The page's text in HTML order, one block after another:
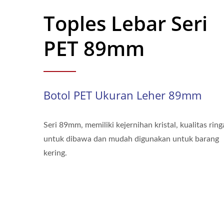
Toples Lebar Seri
PET 89mm
Botol PET Ukuran Leher 89mm
Seri 89mm, memiliki kejernihan kristal, kualitas
untuk dibawa dan mudah digunakan untuk barang
kering.